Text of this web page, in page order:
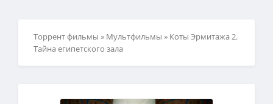
Торрент фильмы » Мультфильмы » Коты Эрмитажа 2.
Тайна египетского зала